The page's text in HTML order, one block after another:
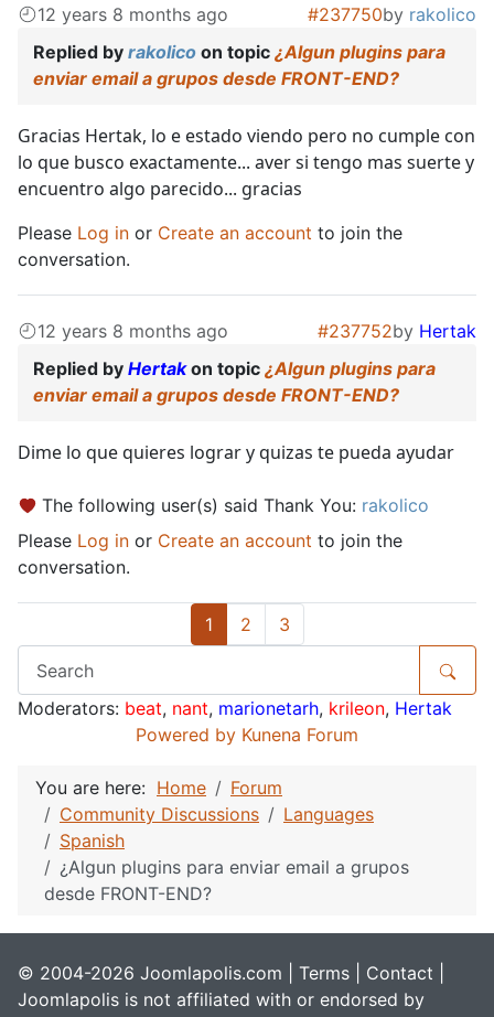
12 years 8 months ago #237750by rakolico
Replied by rakolico on topic ¿Algun plugins para
enviar email a grupos desde FRONT-END?
Gracias Hertak, lo e estado viendo pero no cumple con
lo que busco exactamente... aver si tengo mas suerte y
encuentro algo parecido... gracias
Please Log in or Create an account to join the
conversation.
12 years 8 months ago #237752by Hertak
Replied by Hertakon topic ¿Algun plugins para
enviar email a grupos desde FRONT-END?
Dime lo que quieres lograr y quizas te pueda ayudar
The following user(s) said Thank You: rakolico
Please Log in or Create an account to join the
conversation.
1 2 3
Moderators: beat, nant, marionetarh, krileon, Hertak
Powered by Kunena Forum
You are here: Home
Forum
Community Discussions
Languages
Spanish
¿Algun plugins para enviar email a grupos
desde FRONT-END?
© 2004-2026 Joomlapolis.com | Terms Contact
Joomlapolis is not affiliated with or endorsed by